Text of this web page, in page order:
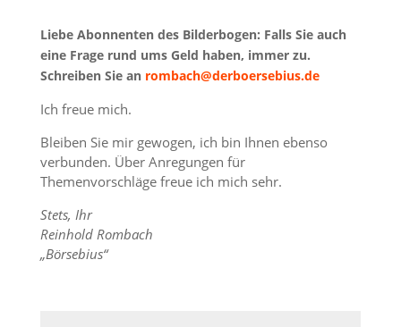
Liebe Abonnenten des Bilderbogen: Falls Sie auch
eine Frage rund ums Geld haben, immer zu.
Schreiben Sie an rombach@derboersebius.de
Ich freue mich.
Bleiben Sie mir gewogen, ich bin Ihnen ebenso
verbunden. Über Anregungen für
Themenvorschläge freue ich mich sehr.
Stets, Ihr
Reinhold Rombach
„Börsebius“